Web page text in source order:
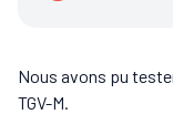
Nous avons pu
TGV-M.